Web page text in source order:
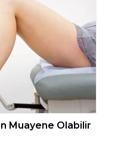
Muayene Olabilir